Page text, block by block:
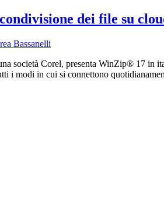
dei file su
Bassanelli
società Corel, presenta WinZip® 17 in
i modi in cui si connettono